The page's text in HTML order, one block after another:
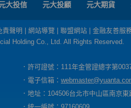
大投信 元大投顧 元大期貨
責聲明 網站導覽 聯盟網站
金融友善服
Holding Co., Ltd. All Rights Reserved.
．許可證號：111年金管證總字第
．電子信箱：
．地址：104506台北市中山區南京